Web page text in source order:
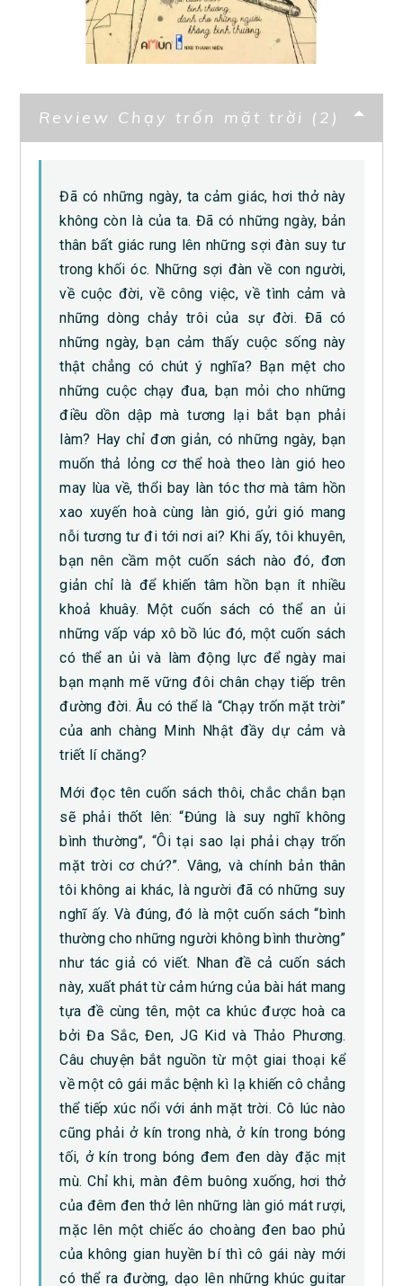
Review Chạy trốn mặt trời (2)
Đã có những ngày, ta cảm giác, hơi thở này
không còn là của ta. Đã có những ngày, bản
thân bất giác rung lên những sợi đàn suy tư
trong khối óc. Những sợi đàn về con người,
về cuộc đời, về công việc, về tình cảm và
những dòng chảy trôi của sự đời. Đã có
những ngày, bạn cảm thấy cuộc sống này
thật chẳng có chút ý nghĩa? Bạn mệt cho
những cuộc chạy đua, bạn mỏi cho những
điều dồn dập mà tương lại bắt bạn phải
làm? Hay chỉ đơn giản, có những ngày, bạn
muốn thả lỏng cơ thể hoà theo làn gió heo
may lùa về, thổi bay làn tóc thơ mà tâm hồn
xao xuyến hoà cùng làn gió, gửi gió mang
nỗi tương tư đi tới nơi ai? Khi ấy, tôi khuyên,
bạn nên cầm một cuốn sách nào đó, đơn
giản chỉ là để khiến tâm hồn bạn ít nhiều
khoả khuây. Một cuốn sách có thể an ủi
những vấp váp xô bồ lúc đó, một cuốn sách
có thể an ủi và làm động lực để ngày mai
bạn mạnh mẽ vững đôi chân chạy tiếp trên
đường đời. Âu có thể là “Chạy trốn mặt trời”
của anh chàng Minh Nhật đầy dự cảm và
triết lí chăng?
Mới đọc tên cuốn sách thôi, chắc chắn bạn
sẽ phải thốt lên: “Đúng là suy nghĩ không
bình thường”, “Ôi tại sao lại phải chạy trốn
mặt trời cơ chứ?”. Vâng, và chính bản thân
tôi không ai khác, là người đã có những suy
nghĩ ấy. Và đúng, đó là một cuốn sách “bình
thường cho những người không bình thường”
như tác giả có viết. Nhan đề cả cuốn sách
này, xuất phát từ cảm hứng của bài hát mang
tựa đề cùng tên, một ca khúc được hoà ca
bởi Đa Sắc, Đen, JG Kid và Thảo Phương.
Câu chuyện bắt nguồn từ một giai thoại kể
về một cô gái mắc bệnh kì lạ khiến cô chẳng
thể tiếp xúc nổi với ánh mặt trời. Cô lúc nào
cũng phải ở kín trong nhà, ở kín trong bóng
tối, ở kín trong bóng đem đen dày đặc mịt
mù. Chỉ khi, màn đêm buông xuống, hơi thở
của đêm đen thở lên những làn gió mát rượi,
mặc lên một chiếc áo choàng đen bao phủ
của không gian huyền bí thì cô gái này mới
có thể ra đường, dạo lên những khúc guitar